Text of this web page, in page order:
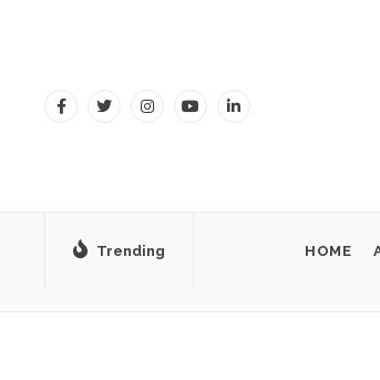
Trending HOME